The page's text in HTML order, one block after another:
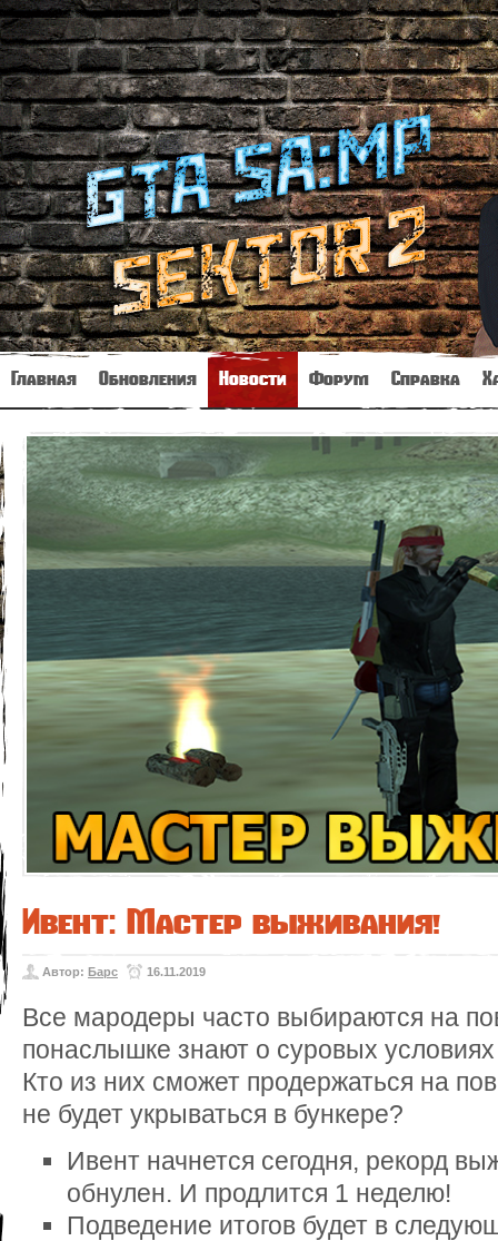
Главная Обновления Новости Форум Справка
Ивент: Мастер выживания!
Автор: Барс 16.11.2019
Все мародеры часто выбираются на
понаслышке знают о суровых
Кто из них сможет продержаться на
не будет укрываться в бункере?
Ивент начнется сегодня, рекорд
обнулен. И продлится 1 неделю!
Подведение итогов будет в